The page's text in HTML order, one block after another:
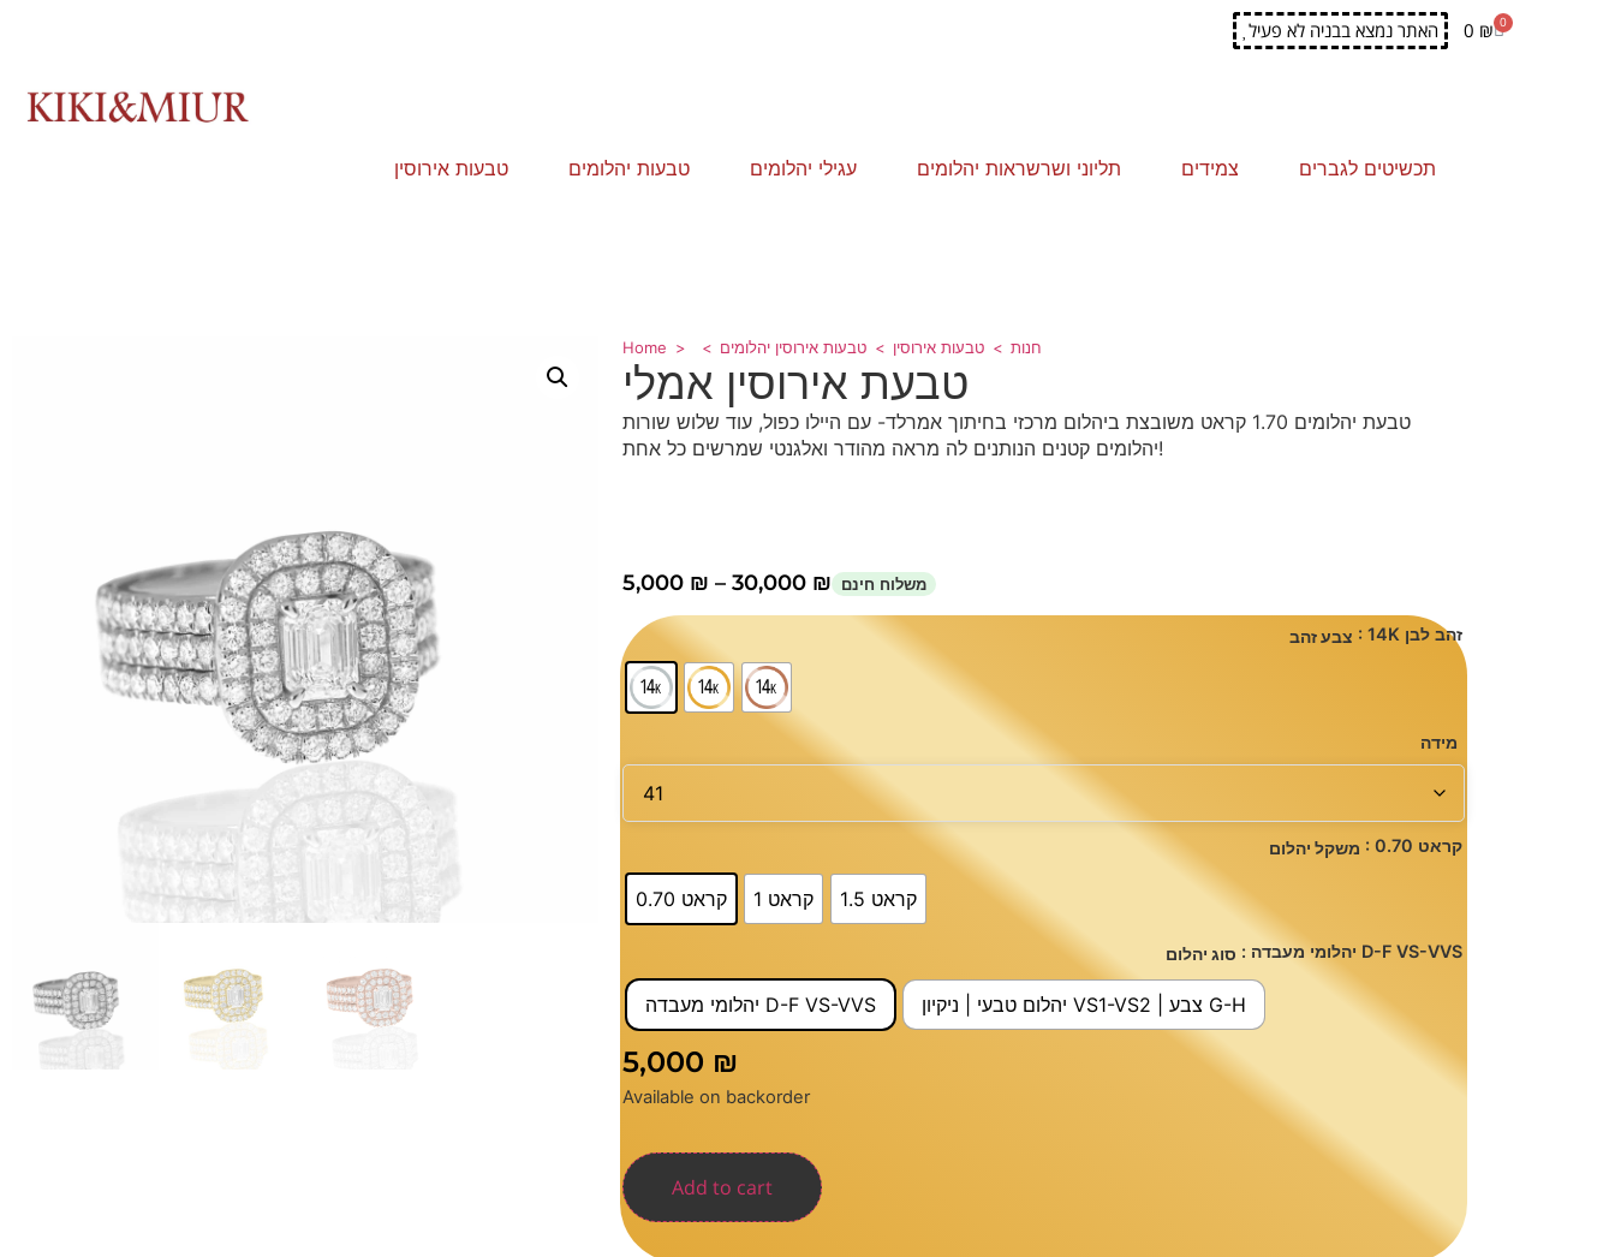
האתר נמצא בבניה לא פעיל | 0 ₪ 0
טבעות אירוסין טבעות יהלומים עגילי יהלומים תליוני ושרשראות יהלומים צמידים תכשיטים לגברים
Home חנות טבעות אירוסין טבעות אירוסין יהלומים
טבעת אירוסין אמלי
טבעת יהלומים 1.70 קראט משובצת ביהלום מרכזי בחיתוך אמרלד- עם היילו כפול, עוד שלוש שורות
יהלומים קטנים הנותנים לה מראה מהודר ואלגנטי שמרשים כל אחת!
5,000 ₪ – 30,000 ₪
צבע זהב : 14K זהב לבן
מידה
משקל יהלום : 0.70 קראט
0.70 קראט 1 קראט 1.5 קראט
סוג יהלום : יהלומי מעבדה D-F VS-VVS
יהלומי מעבדה D-F VS-VVS יהלום טבעי | ניקיון VS1-VS2 | צבע G-H
5,000 ₪
Available on backorder
Add to cart